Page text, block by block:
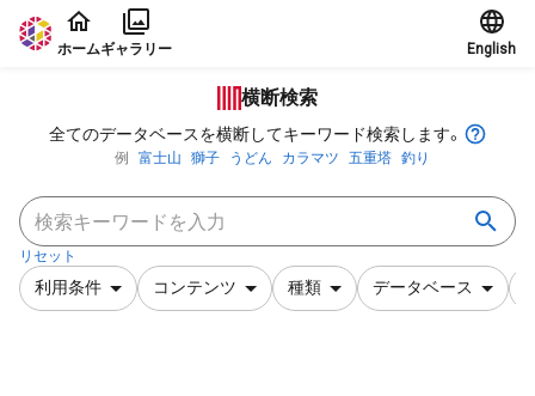
本文に飛ぶ
ホームギャラリー English
横断検索
全てのデータベースを横断してキーワード検索します。
例 富士山 獅子 うどん カラマツ 五重塔 釣り
リセット
利用条件 コンテンツ 種類 データベース